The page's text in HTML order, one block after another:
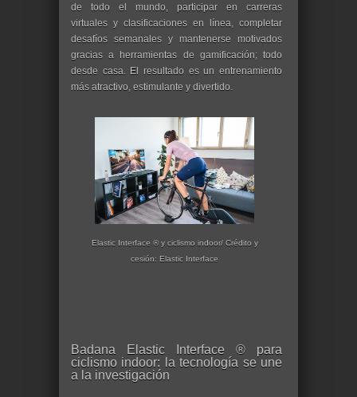
de todo el mundo, participar en carreras
virtuales y clasificaciones en línea, completar
desafíos semanales y mantenerse motivados
gracias a herramientas de gamificación; todo
desde casa. El resultado es un entrenamiento
más atractivo, estimulante y divertido.
Elastic Interface ® y ciclismo indoor/ Crédito y
cesión: Elastic Interface
Badana Elastic Interface ® para
ciclismo indoor: la tecnología se une
a la investigación